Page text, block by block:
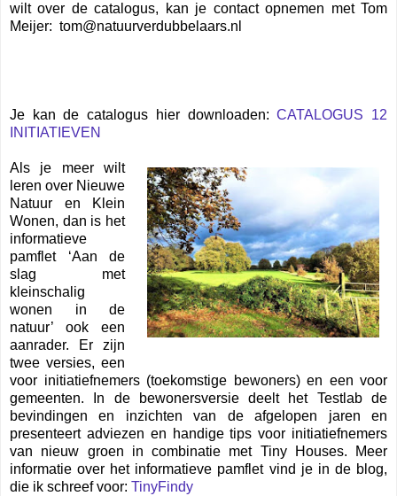
wilt over de catalogus, kan je contact opnemen met Tom
Meijer: tom@natuurverdubbelaars.nl
Je kan de catalogus hier downloaden:CATALOGUS 12
INITIATIEVEN
Als je meer wilt
leren over Nieuwe
Natuur en Klein
Wonen, dan is het
informatieve
pamflet ‘Aan de
slag met
kleinschalig
wonen in de
natuur’ ook een
aanrader. Er zijn
twee versies, een
voor initiatiefnemers (toekomstige bewoners) en een voor
gemeenten. In de bewonersversie deelt het Testlab de
bevindingen en inzichten van de afgelopen jaren en
presenteert adviezen en handige tips voor initiatiefnemers
van nieuw groen in combinatie met Tiny Houses. Meer
informatie over het informatieve pamflet vind je in de blog,
die ik schreef voor: TinyFindy